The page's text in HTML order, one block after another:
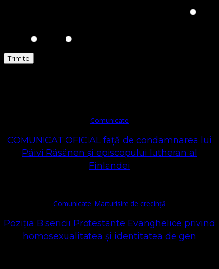
Comunicate
COMUNICAT OFICIAL față de condamnarea lui
Päivi Räsänen și episcopului lutheran al
Finlandei
Comunicate Marturisire de credință
Poziția Bisericii Protestante Evanghelice privind
homosexualitatea și identitatea de gen